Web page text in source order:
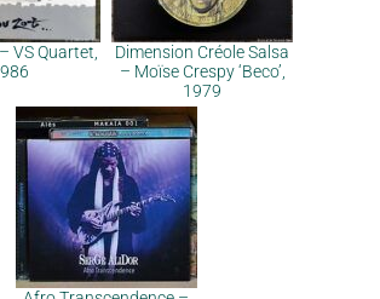
VS Quartet,
Dimension Créole Salsa
– Moïse Crespy ‘Beco’,
1979